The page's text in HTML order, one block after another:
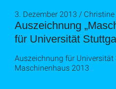
Auszeichnung
für Universität
3. Dezember 2013 /
Auszeichnung für
Maschinenhaus 2013